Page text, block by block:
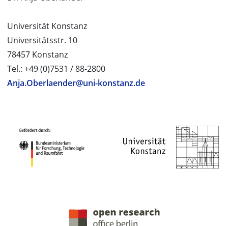
Universität Konstanz
Universitätsstr. 10
78457 Konstanz
Tel.: +49 (0)7531 / 88-2800
Anja.Oberlaender@uni-konstanz.de